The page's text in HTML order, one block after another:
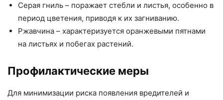
Серая гниль – поражает стебли и листья, особенно в
период цветения, приводя к их загниванию.
Ржавчина – характеризуется оранжевыми пятнами
на листьях и побегах растений.
Профилактические меры
Для минимизации риска появления вредителей и